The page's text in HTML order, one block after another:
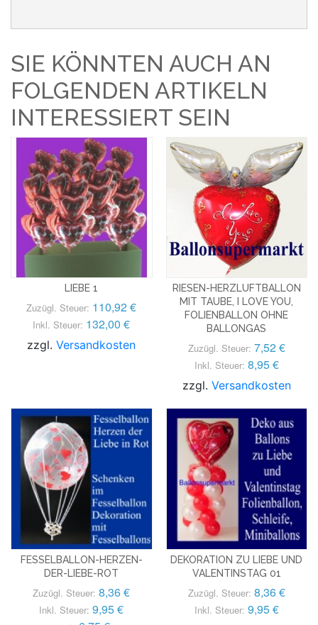
SIE KÖNNTEN AUCH AN
FOLGENDEN ARTIKELN
INTERESSIERT SEIN
LIEBE 1
Zuzügl. Steuer: 110,92 €
Inkl. Steuer: 132,00 €
zzgl.Versandkosten
RIESEN-HERZLUFTBALLON
MIT TAUBE, I LOVE YOU,
FOLIENBALLON OHNE
BALLONGAS
Zuzügl. Steuer: 7,52 €
Inkl. Steuer: 8,95 €
zzgl. Versandkosten
FESSELBALLON-HERZEN-
DER-LIEBE-ROT
Zuzügl. Steuer: 8,36 €
Inkl. Steuer: 9,95 €
DEKORATION ZU LIEBE UND
VALENTINSTAG 01
Zuzügl. Steuer: 8,36 €
Inkl. Steuer: 9,95 €